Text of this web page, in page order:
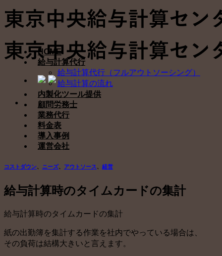
Skip
to
content
HOME
給与計算代行
給与計算代行（フルアウトソーシング）
給与計算の流れ
内製化ツール提供
顧問労務士
業務代行
料金表
導入事例
運営会社
コストダウン ニーズ、 アウトソース 経営
給与計算時のタイムカードの集計
給与計算時のタイムカードの集計
紙の出勤簿を集計する作業を社内でやっている場合は、
その負荷は結構大きいと言えます。